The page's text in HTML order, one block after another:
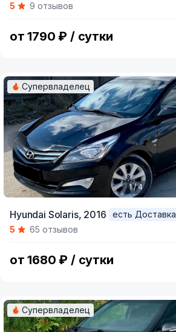
of5
9 отзывов
от 1790 ₽ / сутки
of
Супервладелец
1 / 4
Hyundai Solaris, 2016
есть Доставка
5
65 отзывов
от 1680 ₽ / сутки
Супервладелец